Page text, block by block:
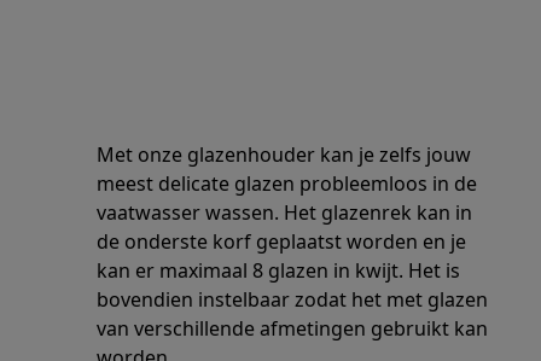
Met onze glazenhouder kan je zelfs jouw
meest delicate glazen probleemloos in de
vaatwasser wassen. Het glazenrek kan in
de onderste korf geplaatst worden en je
kan er maximaal 8 glazen in kwijt. Het is
bovendien instelbaar zodat het met glazen
van verschillende afmetingen gebruikt kan